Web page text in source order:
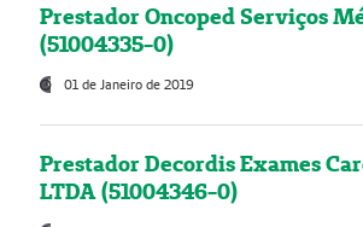
Prestador Oncoped Serviços
(51004335-0)
01 de Janeiro de 2019
Prestador Decordis Exames
LTDA (51004346-0)